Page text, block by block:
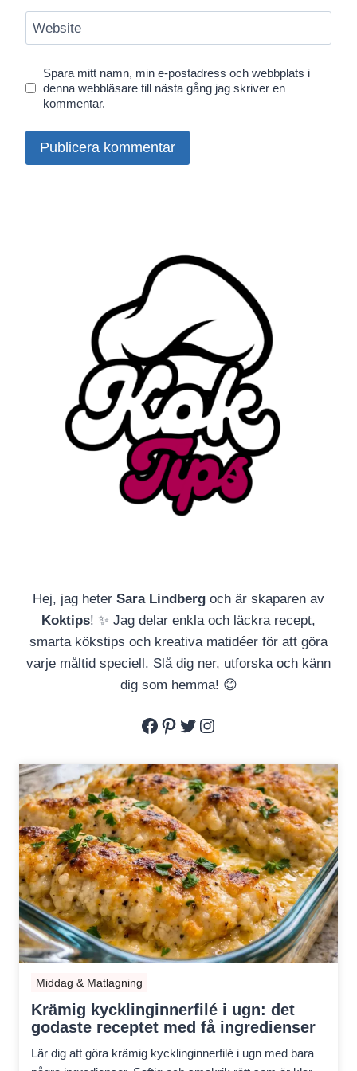
Website
Spara mitt namn, min e-postadress och webbplats i
denna webbläsare till nästa gång jag skriver en
kommentar.
Hej, jag heter Sara Lindberg och är skaparen av
Koktips! ✨ Jag delar enkla och läckra recept,
smarta kökstips och kreativa matidéer för att göra
varje måltid speciell. Slå dig ner, utforska och känn
dig som hemma! 😊
Facebook
Pinterest
Twitter
Instagram
Middag & Matlagning
Krämig kycklinginnerfilé i ugn: det
godaste receptet med få ingredienser
Lär dig att göra krämig kycklinginnerfilé i ugn med bara